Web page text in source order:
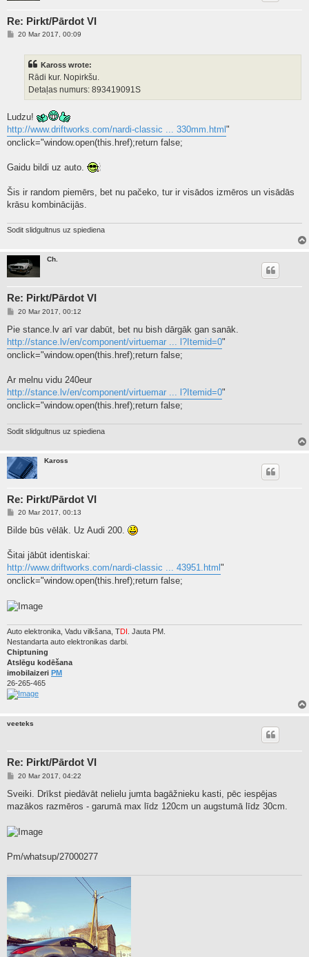
Re: Pirkt/Pārdot VI
P20 Mar 2017, 00:09
Kaross wrote:
Rādi kur. Nopirkšu.
Detaļas numurs: 893419091S
Ludzu!
http://www.driftworks.com/nardi-classic ... 330mm.html "
onclick="window.open(this.href);return false;
Gaidu bildi uz auto.
Šis ir random piemērs, bet nu pačeko, tur ir visādos izmēros un visādās
krāsu kombinācijās.
Sodit slidgultnus uz spiediena
Ch.
Re: Pirkt/Pārdot VI
P
s
20 Mar 2017, 00:12
Pie stance.lv arī var dabūt, bet nu bish dārgāk gan sanāk.
http://stance.lv/en/component/virtuemar ... l?Itemid=0"
onclick="window.open(this.href);return false;
Ar melnu vidu 240eur
http://stance.lv/en/component/virtuemar ... l?Itemid=0"
onclick="window.open(this.href);return false;
Sodit slidgultnus uz spiediena
Kaross
Re: Pirkt/Pārdot VI
P
s
20 Mar 2017, 00:13
Bilde būs vēlāk. Uz Audi 200.
Šitai jābūt identiskai:
http://www.driftworks.com/nardi-classic ... 43951.html "
onclick="window.open(this.href);return false;
Auto elektronika, Vadu vilkšana, TDI
. Jauta PM.
Nestandarta auto elektronikas darbi.
Chiptuning
Atslēgu kodēšana
imobilaizeri PM
26-265-465
veeteks
Re: Pirkt/Pārdot VI
P
s
20 Mar 2017, 04:22
Sveiki. Drīkst piedāvāt nelielu jumta bagāžnieku kasti, pēc iespējas
mazākos razmēros - garumā max līdz 120cm un augstumā līdz 30cm.
Pm/whatsup/27000277